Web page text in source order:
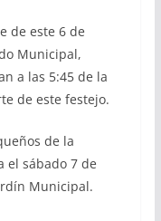
de este 6 de
Municipal,
a las 5:45 de la
de este festejo.
de la
el sábado 7 de
Municipal.